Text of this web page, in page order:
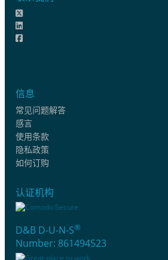
信息
常见问题解答
感言
使用条款
隐私政策
如何订购
认证机构
D&B D-U-N-S®
Number: 861494523